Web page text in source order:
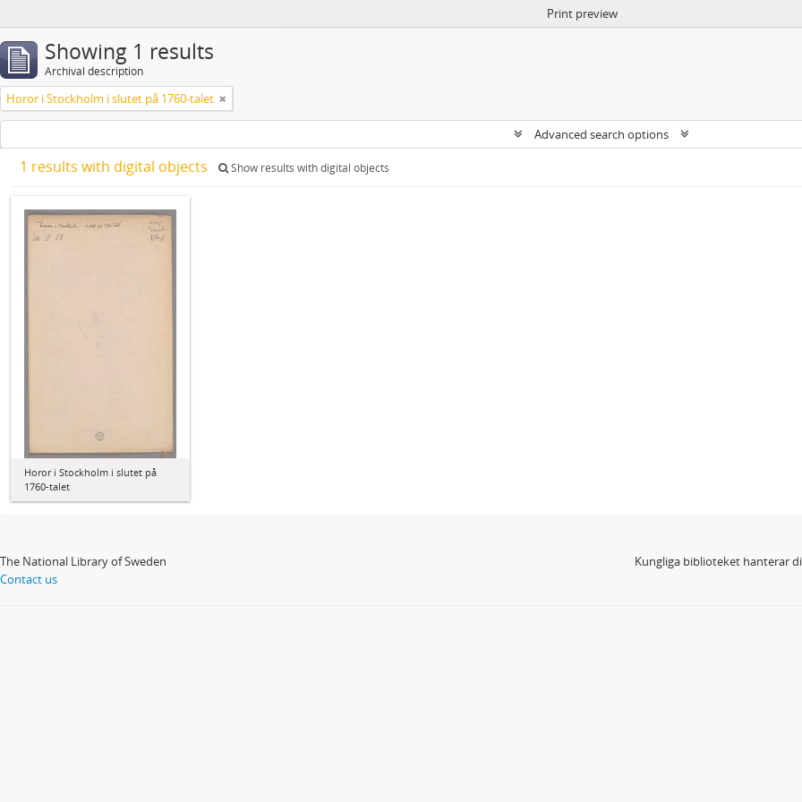
Print preview
Showing 1 results
Archival description
Horor i Stockholm i slutet på 1760-talet
Advanced search options
1 results with digital objects Show results with digital objects
Horor i Stockholm i slutet på
1760-talet
The National Library of Sweden
Contact us
Kungliga biblioteket hanterar